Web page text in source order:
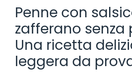
Penne con
zafferano senza
Una ricetta
leggera da